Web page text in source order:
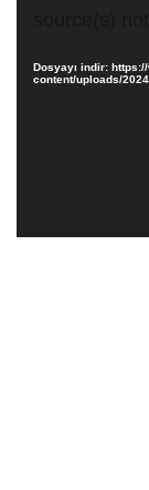
Dosyayı indir:
content/uploads/